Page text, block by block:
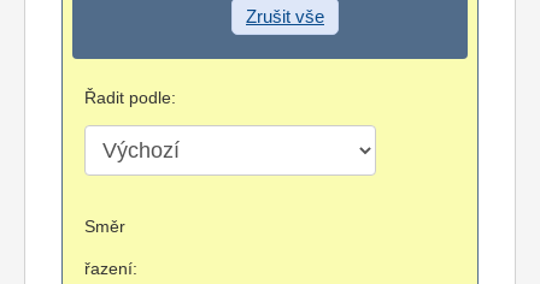
Zrušit vše
Řadit podle:
Směr
řazení: